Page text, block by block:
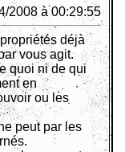
2008 à 00:29:55
déjà
vous agit.
quoi ni de qui
en
ou les
peut par les